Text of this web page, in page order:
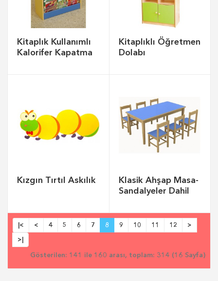
Kitaplık Kullanımlı
Kalorifer Kapatma
Kitaplıklı Öğretmen
Dolabı
Kızgın Tırtıl Askılık
Klasik Ahşap Masa-
Sandalyeler Dahil
|< < 4 5 6 7 8 9 10 11 12
>
>|
Gösterilen: 141 ile 160 arası, toplam: 314 (16 Sayfa)